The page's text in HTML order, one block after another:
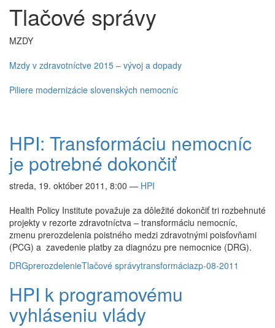
Tlačové správy
MZDY
Mzdy v zdravotníctve 2015 – vývoj a dopady
Piliere modernizácie slovenských nemocníc
HPI: Transformáciu nemocníc
je potrebné dokončiť
streda, 19. október 2011, 8:00 — HPI
Health Policy Institute považuje za dôležité dokončiť tri rozbehnuté
projekty v rezorte zdravotníctva – transformáciu nemocníc,
zmenu prerozdelenia poistného medzi zdravotnými poisťovňami
(PCG) a zavedenie platby za diagnózu pre nemocnice (DRG).
DRGprerozdelenieTlačové správytransformáciazp-08-2011
HPI k programovému
vyhláseniu vlády